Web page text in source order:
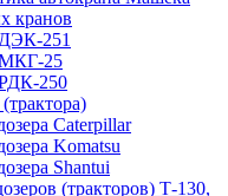
кранов
251
МКГ-25
250
Caterpillar
Komatsu
Shantui
(тракторов) Т-130,